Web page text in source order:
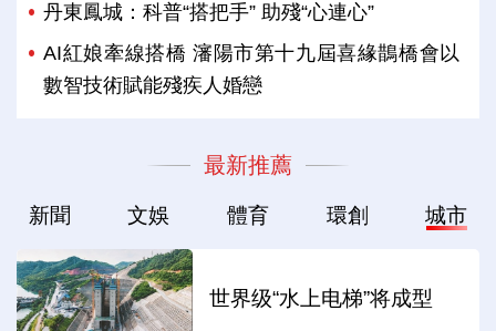
丹東鳳城：科普“搭把手” 助殘“心連心”
AI紅娘牽線搭橋 瀋陽市第十九屆喜緣鵲橋會以
數智技術賦能殘疾人婚戀
最新推薦
新聞 文娛 體育 環創 城市
世界级“水上电梯”将成型